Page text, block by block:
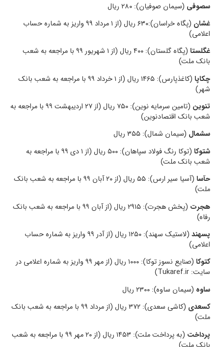
سصوفی (سیمان صوفیان): ۲۸۰ ریال
غشان
(پگاه خراسان):۶۳۰ ریال (از ۱ مرداد ۹۹ واریز به شماره حساب
اعلامی)
غگلستا
(پگاه گلستان): ۴۰۰ ریال (از ۱ شهریور ۹۹ با مراجعه به شعب
بانک ملت)
چکاپا
(کاغذپارس): ۱۴۶۵ ریال (از ۱ خرداد ۹۹ با مراجعه به شعب بانک
شهر)
تنوین
(تامین سرمایه نوین): ۷۵۰ ریال (از ۲۷ اردیبهشت ۹۹ با مراجعه به
شعب بانک اقتصادنوین)
سشمال (سیمان شمال): ۳۵۵ ریال
شتوکا
(توکا رنگ فولاد سپاهان): ۵۰۰ ریال (از ۱ دی ۹۹ با مراجعه به
شعب بانک ملت)
حآسا
(آسیا سیر ارس): ۵۵ ریال (از ۲۰ آبان ۹۹ با مراجعه به شعب بانک
ملت)
هجرت
(پخش هجرت): ۲۹۱۵ ریال (از آبان ۹۹ با مراجعه به شعب بانک
رفاه)
پسهند
(لاستیک سهند): ۱۲۵۰ ریال (از آدر ۹۹ واریز به شماره حساب
اعلامی)
کتوکا
(صنایع نسوز توکا): ۱۰۰۰ ریال (از مهر ۹۹ واریز به شماره اعلامی در
سایت: Tukaref.ir)
ساوه (سیمان ساوه): ۲۳۰۰ ریال
کسعدی
(کاشی سعدی): ۳۷۲ ریال (از مرداد ۹۹ با مراجعه به شعب بانک
ملت)
پرداخت
(به پرداخت ملت): ۱۴۵۳ ریال (از ۲۰ مهر ۹۹ با مراجعه به شعب